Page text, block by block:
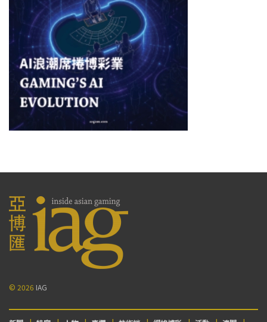
© 2026 IAG